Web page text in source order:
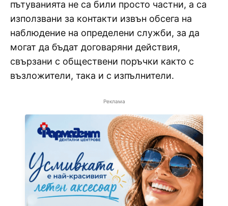
пътуванията не са били просто частни, а са
използвани за контакти извън обсега на
наблюдение на определени служби, за да
могат да бъдат договаряни действия,
свързани с обществени поръчки както с
възложители, така и с изпълнители.
Реклама